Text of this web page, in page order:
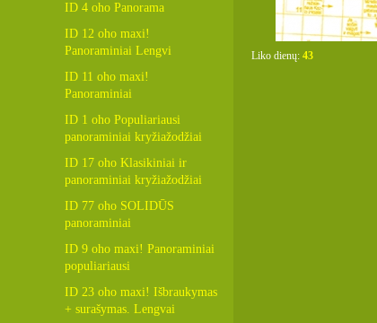
ID 4 oho Panorama
ID 12 oho maxi!
Panoraminiai Lengvi
ID 11 oho maxi!
Panoraminiai
ID 1 oho Populiariausi
panoraminiai kryžiažodžiai
ID 17 oho Klasikiniai ir
panoraminiai kryžiažodžiai
ID 77 oho SOLIDŪS
panoraminiai
ID 9 oho maxi! Panoraminiai
populiariausi
ID 23 oho maxi! Išbraukymas
+ surašymas. Lengvai
Liko dienų: 43